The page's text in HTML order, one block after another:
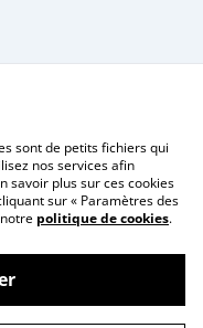
Terms
Policy
sont de petits fichiers qui
nos services afin
savoir plus sur ces cookies
sur « Paramètres des
politique de cookies.